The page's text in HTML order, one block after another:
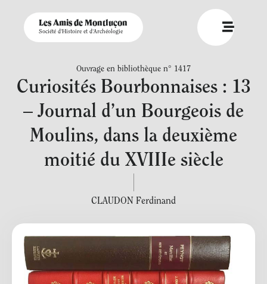
Les Amis de Montluçon
Société d'Histoire et d'Archéologie
Ouvrage en bibliothèque n° 1417
Curiosités Bourbonnaises : 13
– Journal d’un Bourgeois de
Moulins, dans la deuxième
moitié du XVIIIe siècle
CLAUDON Ferdinand